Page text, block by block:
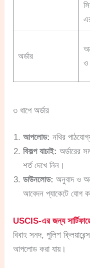
অর্ডার
ও
৩ ধাপে অর্ডার
আপলোড: নথির
বিকল্প যাচাই: অর্ডারের
শর্ত দেখে নিন।
ডাউনলোড: অনুবাদ ও
আবেদন প্যাকেটে যোগ
USCIS-এর জন্য
বিবাহ সনদ, পুলিশ
আপলোড করা যায়।